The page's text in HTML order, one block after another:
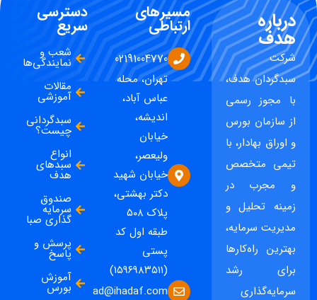
درباره
هدف
شرکت
سبدگردان هدف،
با مجوز رسمی
از سازمان بورس
و اوراق بهادار، با
تیمی متخصص
و مجرب در
زمینه تحلیل و
مدیریت سرمایه،
بهترین راه‌کارها
برای رشد
سرمایه‌گذاری
مسیرهای
ارتباطی
02191004770
تهران، محله
عباس آباد،
اندیشه،
خیابان
ولیعصر،
خیابان شهید
دکتر بهشتی،
پلاک ۵۰۸
طبقه اول کد
پستی
(۱۵۹۶۹۸۳۵۱۱)
ad@ihadaf.com
دسترسی
سریع
شعب و
نمایندگی‌ها
مقالات
آموزشی
سبدگردانی
چیست؟
انواع
سبدهای
هدف
صندوق
سرمایه
گذاری صبا
پرسش و
پاسخ
آموزش
بورس